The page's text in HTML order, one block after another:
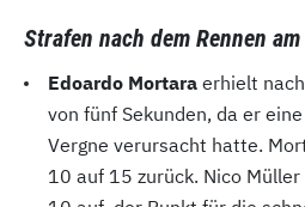
Strafen nach dem Rennen
Edoardo Mortara erhielt
von fünf Sekunden, da er
Vergne verursacht hatte.
10 auf 15 zurück. Nico